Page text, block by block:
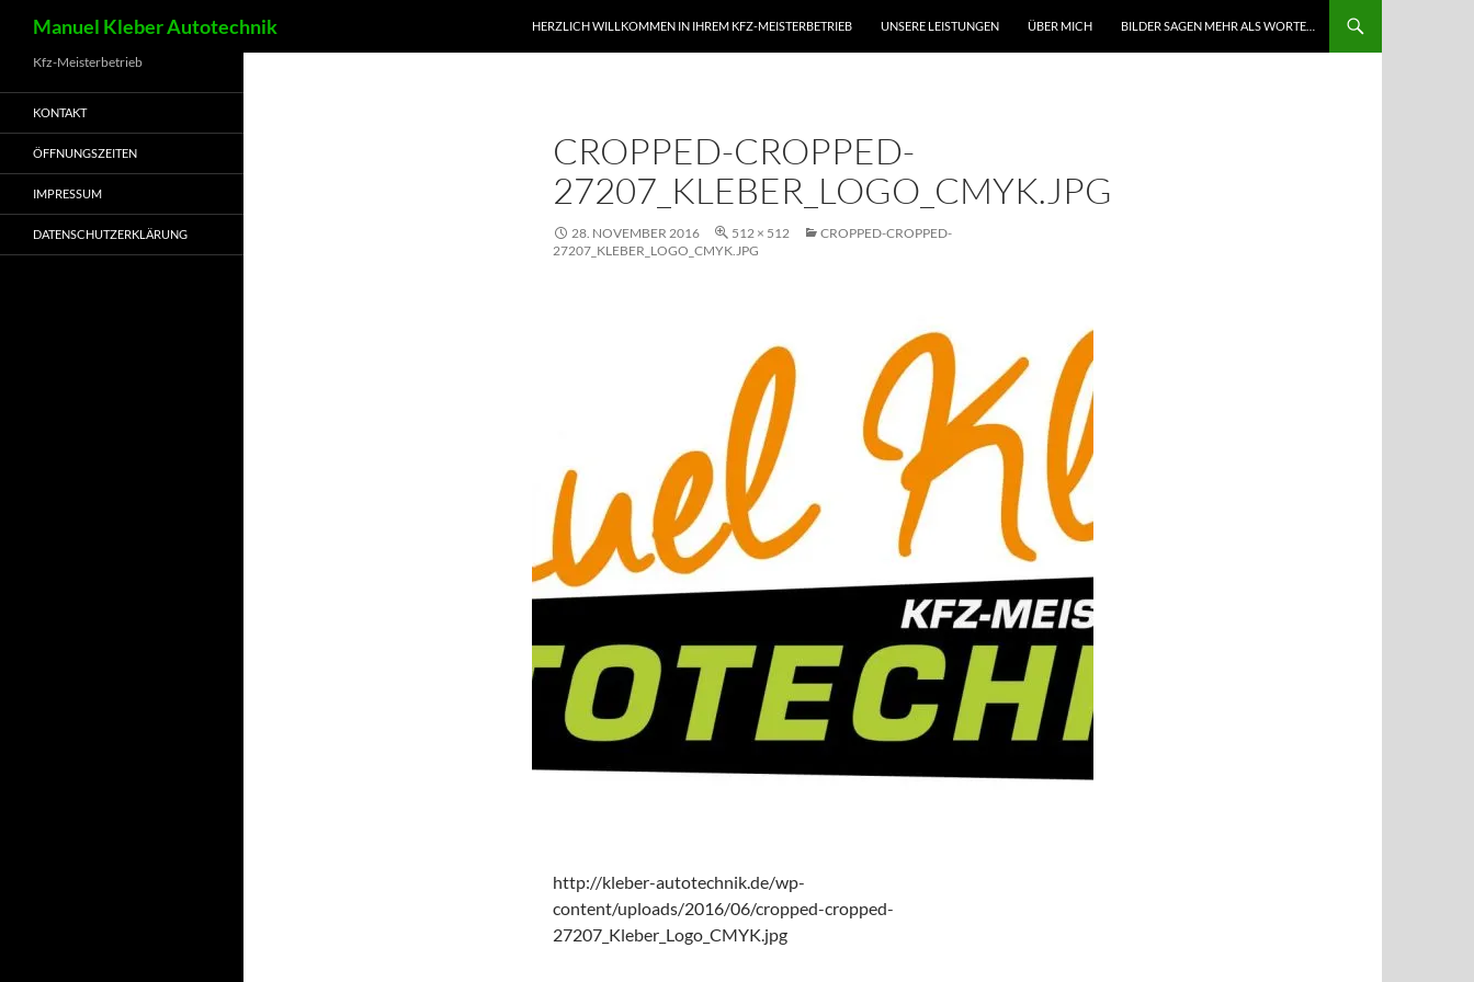
Manuel Kleber Autotechnik
HERZLICH WILLKOMMEN IN IHREM KFZ-MEISTERBETRIEB
UNSERE LEISTUNGEN ÜBER MICH BILDER SAGEN MEHR ALS WORTE…
CROPPED-CROPPED-
27207_KLEBER_LOGO_CMYK.JPG
28. NOVEMBER 2016 512 × 512
CROPPED-CROPPED-
27207_KLEBER_LOGO_CMYK.JPG
http://kleber-autotechnik.de/wp-
content/uploads/2016/06/cropped-cropped-
27207_Kleber_Logo_CMYK.jpg
Kfz-Meisterbetrieb
KONTAKT
ÖFFNUNGSZEITEN
IMPRESSUM
DATENSCHUTZERKLÄRUNG